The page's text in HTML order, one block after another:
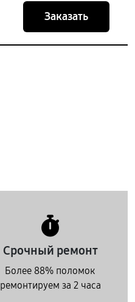
Заказать
Срочный ремонт
Более 88% поломок
ремонтируем за 2 часа